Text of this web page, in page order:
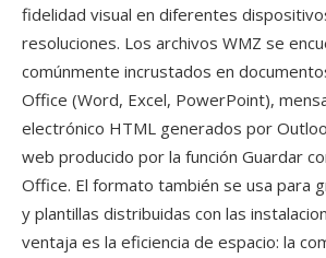
fidelidad visual en diferentes
resoluciones. Los archivos WMZ se
comúnmente incrustados en
Office (Word, Excel, PowerPoint),
electrónico HTML generados por
web producido por la función Guardar
Office. El formato también se usa para
y plantillas distribuidas con las
ventaja es la eficiencia de espacio: la